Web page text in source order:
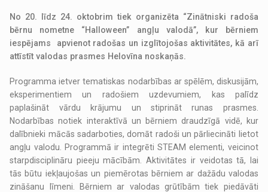
No 20. līdz 24. oktobrim tiek organizēta “Zinātniski radoša
bērnu nometne “Halloween” angļu valodā”, kur bērniem
iespējams apvienot radošas un izglītojošas aktivitātes, kā arī
attīstīt valodas prasmes Helovīna noskaņās.
Programma ietver tematiskas nodarbības ar spēlēm, diskusijām,
eksperimentiem un radošiem uzdevumiem, kas palīdz
paplašināt vārdu krājumu un stiprināt runas prasmes.
Nodarbības notiek interaktīvā un bērniem draudzīgā vidē, kur
dalībnieki mācās sadarboties, domāt radoši un pārliecināti lietot
angļu valodu. Programmā ir integrēti STEAM elementi, veicinot
starpdisciplināru pieeju mācībām. Aktivitātes ir veidotas tā, lai
tās būtu iekļaujošas un piemērotas bērniem ar dažādu valodas
zināšanu līmeni. Bērniem ar valodas grūtībām tiek piedāvāti